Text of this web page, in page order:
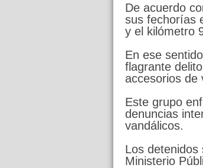
De acuerdo
sus fechorías
y el kilómetro
En ese
flagrante
accesorios de
Este grupo
denuncias
vandálicos.
Los detenidos
Ministerio